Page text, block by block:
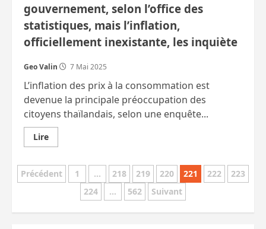
gouvernement, selon l’office des
statistiques, mais l’inflation,
officiellement inexistante, les inquiète
Geo Valin 7 Mai 2025
L’inflation des prix à la consommation est
devenue la principale préoccupation des
citoyens thaïlandais, selon une enquête...
LireEn
savoir
Les
Thaïlandais
satisfaits
gouvernement,
selon
Pagination
Précédent 1 … 218 219 220 221 222
223
224
… 562 Suivant